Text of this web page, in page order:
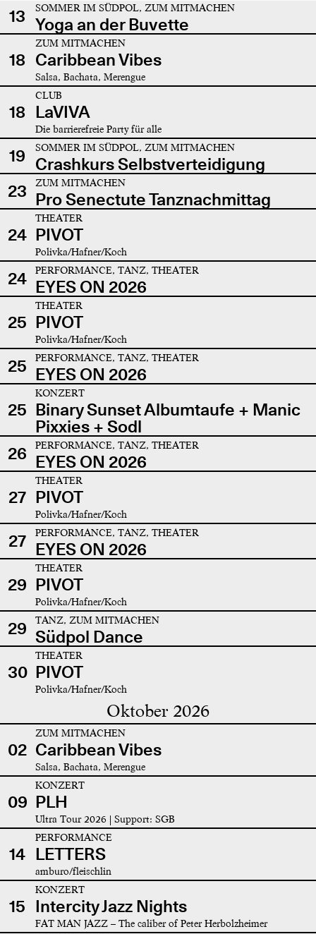
13 SOMMER IM SÜDPOL, ZUM MITMACHEN
Yoga an der Buvette
18
ZUM MITMACHEN
Caribbean Vibes
Salsa, Bachata, Merengue
18
CLUB
LaVIVA
Die barrierefreie Party für alle
19 SOMMER IM SÜDPOL, ZUM MITMACHEN
Crashkurs Selbstverteidigung
23
ZUM MITMACHEN
Pro Senectute Tanznachmittag
24
THEATER
PIVOT
Polivka/Hafner/Koch
24 PERFORMANCE, TANZ, THEATER
EYES ON 2026
25
THEATER
PIVOT
Polivka/Hafner/Koch
25 PERFORMANCE, TANZ, THEATER
EYES ON 2026
25
KONZERT
Binary Sunset Albumtaufe + Manic
Pixxies + Sodl
26
PERFORMANCE, TANZ, THEATER
EYES ON 2026
27
THEATER
PIVOT
Polivka/Hafner/Koch
27 PERFORMANCE, TANZ, THEATER
EYES ON 2026
29
THEATER
PIVOT
Polivka/Hafner/Koch
29 TANZ, ZUM MITMACHEN
Südpol Dance
30
THEATER
PIVOT
Polivka/Hafner/Koch
Oktober 2026
02
ZUM MITMACHEN
Caribbean Vibes
Salsa, Bachata, Merengue
09
KONZERT
PLH
Ultra Tour 2026 | Support: SGB
14
PERFORMANCE
LETTERS
amburo/fleischlin
15
KONZERT
Intercity Jazz Nights
FAT MAN JAZZ – The caliber of Peter Herbolzheimer